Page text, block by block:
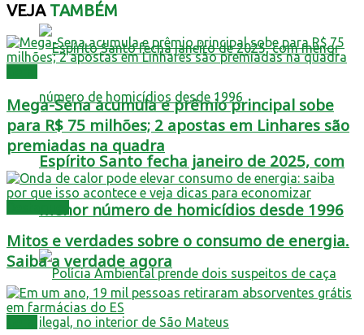
Espírito Santo fecha janeiro de 2025, com
menor número de homicídios desde 1996
VEJATAMBÉM
Mega-Sena acumula e prêmio principal sobe
para R$ 75 milhões; 2 apostas em Linhares são
premiadas na quadra
Mitos e verdades sobre o consumo de energia.
Saiba a verdade agora